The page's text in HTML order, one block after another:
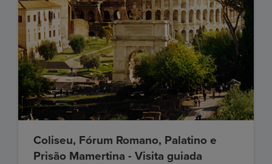
Coliseu, Fórum Romano, Palatino e
Prisão Mamertina - Visita guiada